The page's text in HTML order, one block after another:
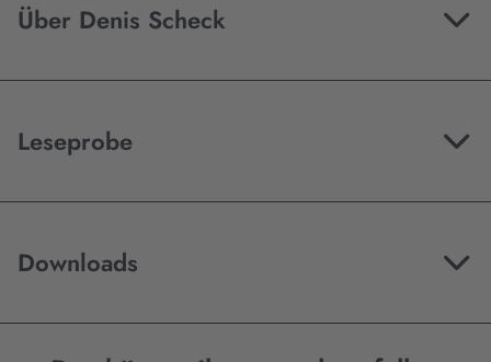
Über Denis Scheck
Leseprobe
Downloads